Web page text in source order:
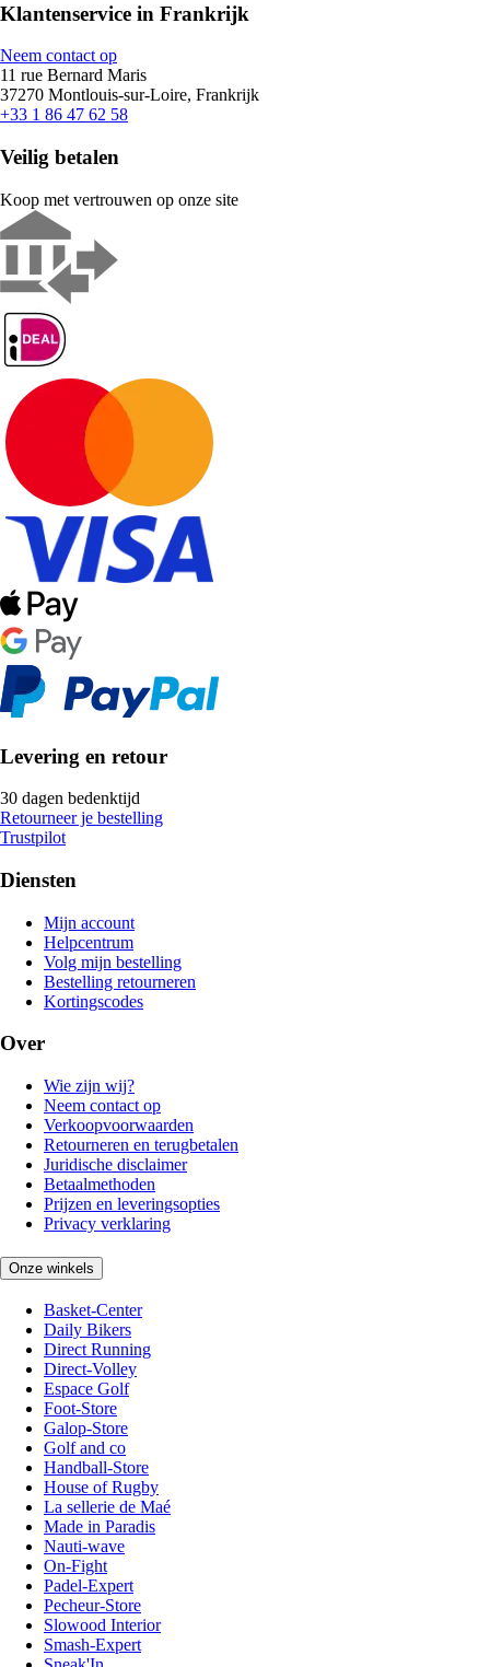
Klantenservice in Frankrijk
Neem contact op
11 rue Bernard Maris
37270 Montlouis-sur-Loire, Frankrijk
+33 1 86 47 62 58
Veilig betalen
Koop met vertrouwen op onze site
Levering en retour
30 dagen bedenktijd
Retourneer je bestelling
Trustpilot
Diensten
Mijn account
Helpcentrum
Volg mijn bestelling
Bestelling retourneren
Kortingscodes
Over
Wie zijn wij?
Neem contact op
Verkoopvoorwaarden
Retourneren en terugbetalen
Juridische disclaimer
Betaalmethoden
Prijzen en leveringsopties
Privacy verklaring
Onze winkels
Basket-Center
Daily Bikers
Direct Running
Direct-Volley
Espace Golf
Foot-Store
Galop-Store
Golf and co
Handball-Store
House of Rugby
La sellerie de Maé
Made in Paradis
Nauti-wave
On-Fight
Padel-Expert
Pecheur-Store
Slowood Interior
Smash-Expert